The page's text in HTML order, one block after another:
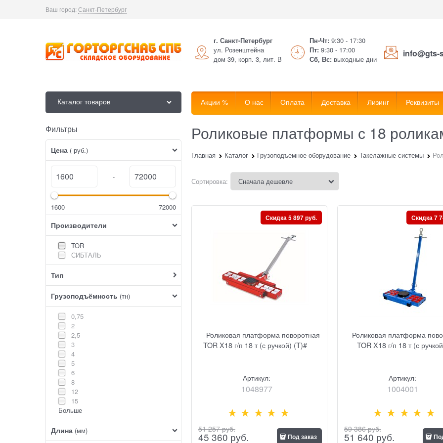
Ваш город:Санкт-Петербург
г. Санкт-Петербург
ул. Розенштейна
дом 39, корп. 3, лит. В
Пн-Чт: 9:30 - 17:30
Пт: 9:30 - 17:00
Сб, Вс: выходные дни
info@gts-
Каталог товаров Акции % О нас Оплата Доставка Лизинг Реквизиты
Фильтры
Цена ( руб.)
-
1600 72000
Производители
TOR
СИБТАЛЬ
Тип
Грузоподъёмность (тн)
0,75
2
2,5
3
4
5
6
8
12
15
Больше
Длина (мм)
Найдено товаров: Роликовые платформы с 18
Главная Каталог Грузоподъемное оборудование Такелажные системы
Сортировка:
Роликовая платформа поворотная
TOR X18 г/п 18 т (с ручкой) (T)#
Артикул:
1048977
Скидка 5 897 руб.
51 257 руб.
45 360 руб. Под заказ
Роликовая платформа
TOR X18 г/п 18 т (с
Артикул:
1004001
Скидка 7
59 386 руб.
51 640 руб.